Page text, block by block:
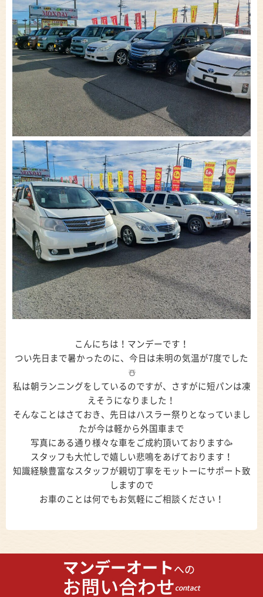
こんにちは！マンデーです！
つい先日まで暑かったのに、今日は未明の気温が7度でした
☃️
私は朝ランニングをしているのですが、さすがに短パンは凍
えそうになりました！
そんなことはさておき、先日はハスラー祭りとなっていまし
たが今は軽から外国車まで
写真にある通り様々な車をご成約頂いております🥳
スタッフも大忙しで嬉しい悲鳴をあげております！
知識経験豊富なスタッフが親切丁寧をモットーにサポート致
しますので
お車のことは何でもお気軽にご相談ください！